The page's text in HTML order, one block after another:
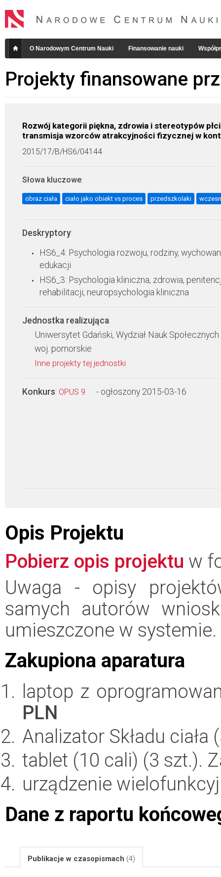
O Narodowym Centrum Nauki Finansowanie nauki
Projekty finansowane
Rozwój kategorii piękna, zdrowia i stereotypów
transmisja wzorców atrakcyjności fizycznej w
2015/17/B/HS6/04144
Słowa kluczowe:
obraz ciała ciało jako obiekt vs proces przedszkolaki
Deskryptory:
HS6_4: Psychologia rozwoju, rodziny,
edukacji
HS6_3: Psychologia kliniczna, zdrowia,
rehabilitacji, neuropsychologia kliniczna
Jednostka realizująca:
Uniwersytet Gdański, Wydział Nauk Społecznych
woj. pomorskie
Inne projekty tej jednostki
Konkurs: OPUS 9 - ogłoszony 2015-03-16
Opis Projektu
Pobierz opis projektu w
Uwaga - opisy
samych autorów
umieszczone w systemie.
Zakupiona aparatura
laptop z
PLN
Analizator Składu
tablet (10 cali) (3 szt.).
urządzenie
Dane z raportu
Publikacje w czasopismach (4)